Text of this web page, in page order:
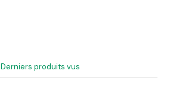
Derniers produits vus